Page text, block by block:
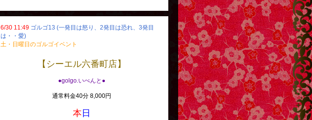
6/30 11:49 ゴルゴ13 (一発目は怒り、2発目は恐れ、3発目
は・・愛)
土・日曜日のゴルゴイベント
【シーエル六番町店】
●golgo.いべんと●
通常料金40分 8,000円
本 日